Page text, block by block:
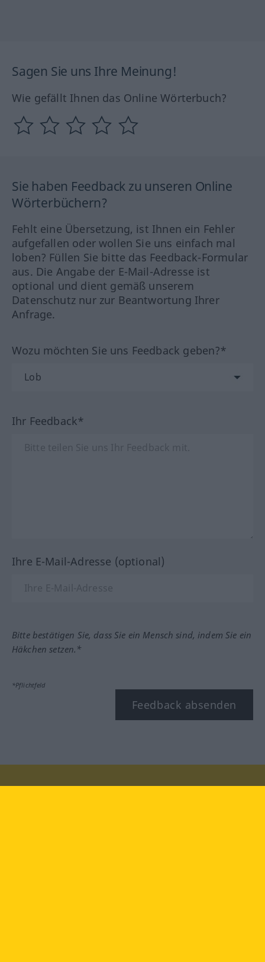
Sagen Sie uns Ihre Meinung!
Wie gefällt Ihnen das Online Wörterbuch?
Sie haben Feedback zu unseren Online
Wörterbüchern?
Fehlt eine Übersetzung, ist Ihnen ein Fehler
aufgefallen oder wollen Sie uns einfach mal
loben? Füllen Sie bitte das Feedback-Formular
aus. Die Angabe der E-Mail-Adresse ist
optional und dient gemäß unserem
Datenschutz nur zur Beantwortung Ihrer
Anfrage.
Wozu möchten Sie uns Feedback geben?*
Ihr Feedback*
Ihre E-Mail-Adresse (optional)
Bitte bestätigen Sie, dass Sie ein Mensch sind, indem Sie ein
Häkchen setzen.*
*Pflichtfeld
Feedback absenden